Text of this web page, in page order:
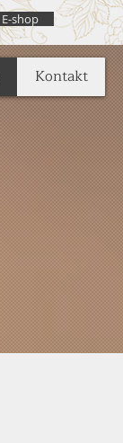
E-shop
Kontakt